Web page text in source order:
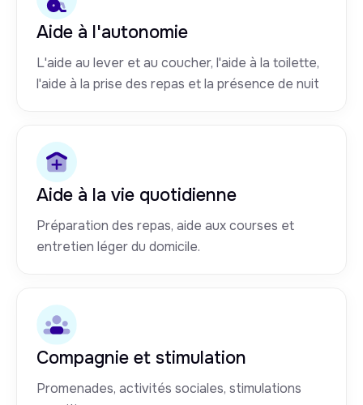
Aide à l'autonomie
L'aide au lever et au coucher, l'aide à la toilette,
l'aide à la prise des repas et la présence de nuit
Aide à la vie quotidienne
Préparation des repas, aide aux courses et
entretien léger du domicile.
Compagnie et stimulation
Promenades, activités sociales, stimulations